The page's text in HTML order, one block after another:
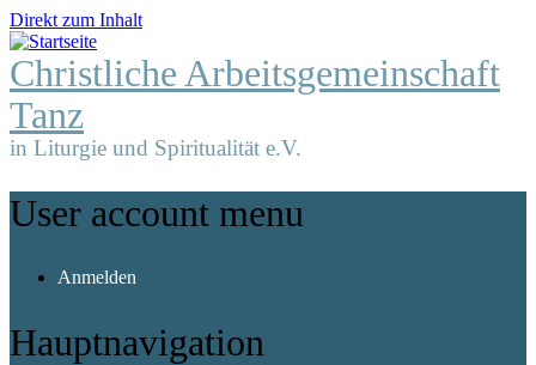
Direkt zum Inhalt
Christliche Arbeitsgemeinschaft
Tanz
in Liturgie und Spiritualität e.V.
User account menu
Anmelden
Hauptnavigation